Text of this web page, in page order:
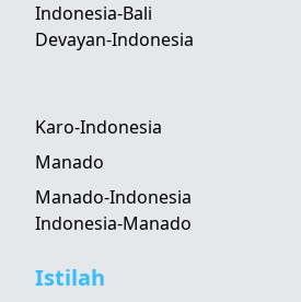
Indonesia-Bali
Devayan-Indonesia
Karo-Indonesia
Manado
Manado-Indonesia
Indonesia-Manado
Istilah